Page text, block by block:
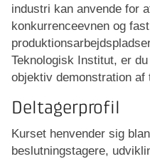
industri kan anvende for
konkurrenceevnen og
Teknologisk Institut, er
objektiv demonstration af
Deltagerprofil
Kurset henvender sig
beslutningstagere,